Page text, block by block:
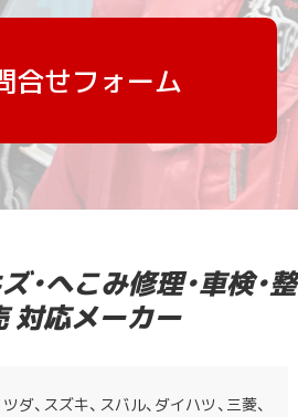
合せフォーム
・へこみ修理・車検・整
対応メーカー
ダ、スズキ、スバル、ダイハツ、三菱、